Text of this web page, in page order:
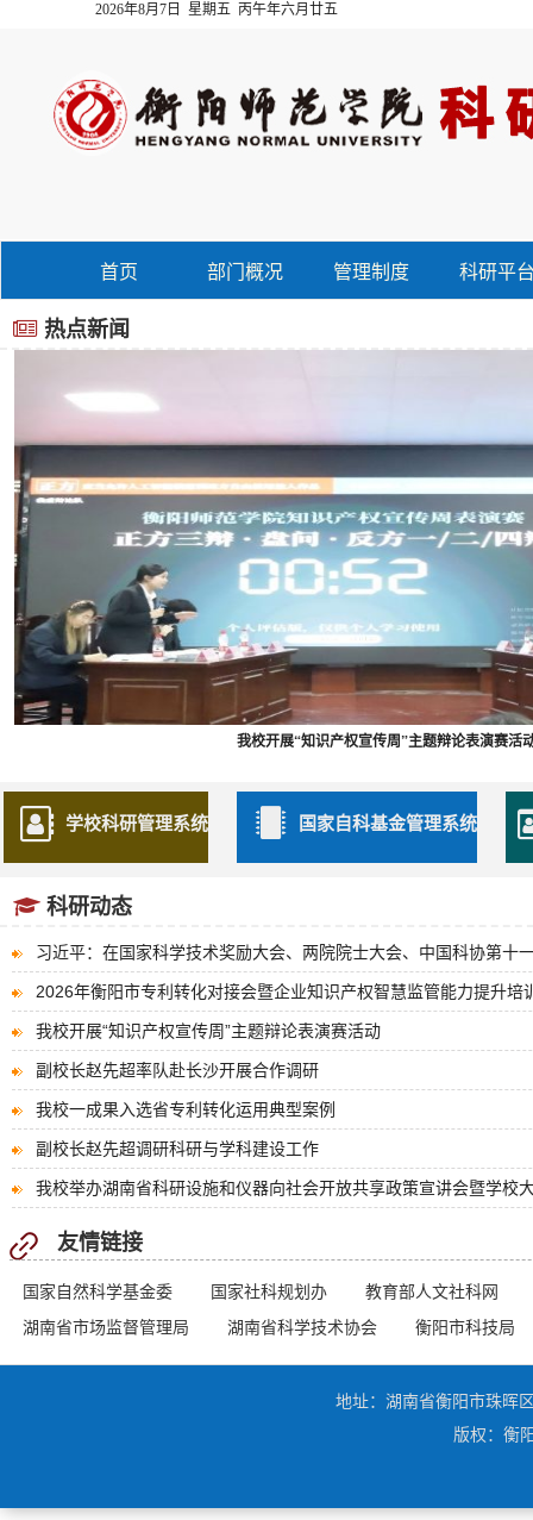
2026年8月7日 星期五 丙午年六月廿五
首页 部门概况 管理制度 科研平
热点新闻
我校开展“知识产权宣传周”主题辩论表演赛活
学校科研管理系统 国家自科基金管理系统
科研动态
习近平：在国家科学技术奖励大会、两院院士大会、中国科协第十
2026年衡阳市专利转化对接会暨企业知识产权智慧监管能力提升培
我校开展“知识产权宣传周”主题辩论表演赛活动
副校长赵先超率队赴长沙开展合作调研
我校一成果入选省专利转化运用典型案例
副校长赵先超调研科研与学科建设工作
我校举办湖南省科研设施和仪器向社会开放共享政策宣讲会暨学校
转发：“新大众文艺与湖南文艺实践”座谈会暨中国文联重点课题研
友情链接
国家自然科学基金委 国家社科规划办
教育部人文社科网
湖南省市场监督管理局
湖南省科学技术协会 衡阳市科技局
地址：湖南省衡阳市珠晖
版权：衡